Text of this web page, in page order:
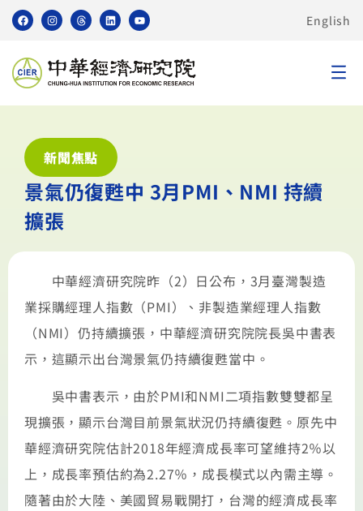
English
新聞焦點
景氣仍復甦中 3月PMI、NMI 持續
擴張
中華經濟研究院昨（2）日公布，3月臺灣製造
業採購經理人指數（PMI）、非製造業經理人指數
（NMI）仍持續擴張，中華經濟研究院院長吳中書表
示，這顯示出台灣景氣仍持續復甦當中。
吳中書表示，由於PMI和NMI二項指數雙雙都呈
現擴張，顯示台灣目前景氣狀況仍持續復甦。原先中
華經濟研究院估計2018年經濟成長率可望維持2％以
上，成長率預估約為2.27％，成長模式以內需主導。
隨著由於大陸、美國貿易戰開打，台灣的經濟成長率